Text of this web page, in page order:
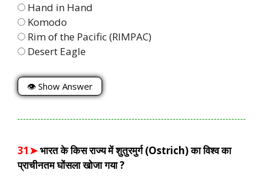
Hand in Hand
Komodo
Rim of the Pacific (RIMPAC)
Desert Eagle
👁 Show Answer
31➤भारत के किस राज्य में शुतुरमुर्ग (Ostrich) का विश्व का
प्राचीनतम घोंसला खोजा गया ?